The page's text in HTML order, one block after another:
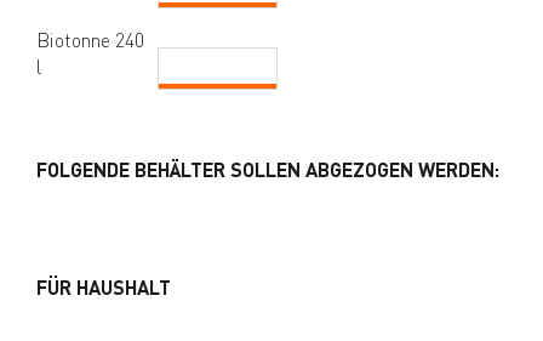
Biotonne 240
l
FOLGENDE BEHÄLTER SOLLEN ABGEZOGEN WERDEN:
FÜR HAUSHALT